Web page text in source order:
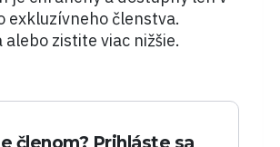
exkluzívneho členstva.
alebo zistite viac nižšie.